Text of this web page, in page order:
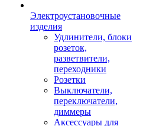
Электроустановочные
изделия
Удлинители, блоки
розеток,
разветвители,
переходники
Розетки
Выключатели,
переключатели,
диммеры
Аксессуары для